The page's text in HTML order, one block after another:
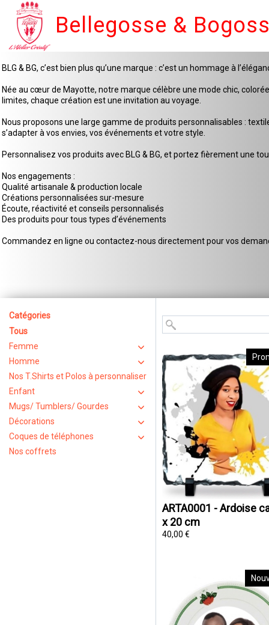
Bellegosse &
BLG & BG, c’est bien plus qu’une marque : c’est un hommage à
Née au cœur de Mayotte, notre marque célèbre une mode chic,
limites, chaque création est une invitation au voyage.
Nous proposons une large gamme de produits personnalisables :
s’adapter à vos envies, vos événements et votre style.
Personnalisez vos produits avec BLG & BG, et portez fièrement une
Nos engagements :
Qualité artisanale & production locale
Créations personnalisées sur-mesure
Écoute, réactivité et conseils personnalisés
Des produits pour tous types d’événements
Commandez en ligne ou contactez-nous directement pour vos
Catégories
Tous
Femme
Homme
Nos T.Shirts et Polos à personnaliser
Enfant
Mugs/ Tumblers/ Gourdes
Décorations
Coques de téléphones
Nos coffrets
ARTA0001 - Ardoise
x 20 cm
40,00 €